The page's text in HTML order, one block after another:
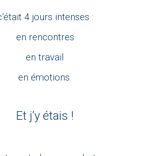
4 jours intenses :
en rencontres
en travail
en émotions.
Et j’y étais !